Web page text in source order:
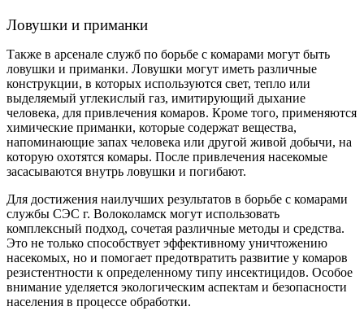
Ловушки и приманки
Также в арсенале служб по борьбе с комарами могут быть
ловушки и приманки. Ловушки могут иметь различные
конструкции, в которых используются свет, тепло или
выделяемый углекислый газ, имитирующий дыхание
человека, для привлечения комаров. Кроме того, применяются
химические приманки, которые содержат вещества,
напоминающие запах человека или другой живой добычи, на
которую охотятся комары. После привлечения насекомые
засасываются внутрь ловушки и погибают.
Для достижения наилучших результатов в борьбе с комарами
службы СЭС г. Волоколамск могут использовать
комплексный подход, сочетая различные методы и средства.
Это не только способствует эффективному уничтожению
насекомых, но и помогает предотвратить развитие у комаров
резистентности к определенному типу инсектицидов. Особое
внимание уделяется экологическим аспектам и безопасности
населения в процессе обработки.